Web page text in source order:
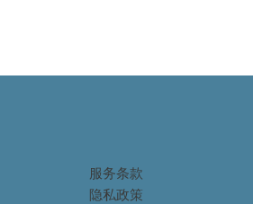
服务条款
隐私政策